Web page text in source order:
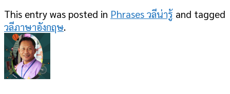
This entry was posted in Phrases วลีน่ารู้ and tagged
วลีภาษาอังกฤษ.